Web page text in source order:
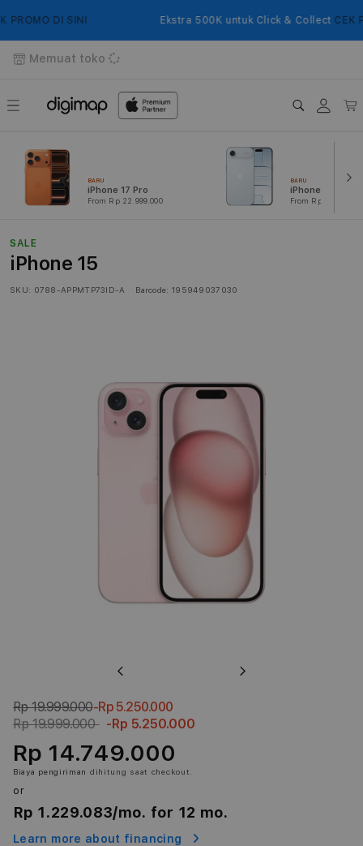
ke DI SINI Ekstra 500K untuk Click & CollectCEK
Memuat toko
Login
BARU
iPhone 17 Pro
From Rp 22.999.000
BARU
iPhone Air
From Rp 16.999.000
SALE
iPhone 15
SKU: 0788-APPMTP73ID-A Barcode: 195949037030
Previous Next
Rp 19.999.000-Rp 5.250.000
Rp 19.999.000 -Rp 5.250.000
Rp 14.749.000
Biaya pengiriman dihitung saat checkout.
or
Rp 1.229.083/mo. for 12 mo.
Learn more about financing